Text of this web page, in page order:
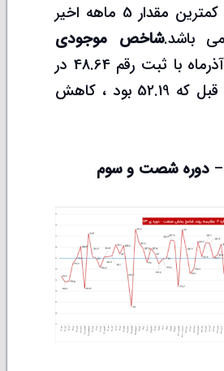
است(48.5)،و کمترین مقدار 5 ماهه اخیر
باشد.شاخص موجودی
در آذرماه با ثبت رقم 48.64 در
مقایسه با ماه قبل که 52.19 بود ، کاهش
– دوره شصت و سوم